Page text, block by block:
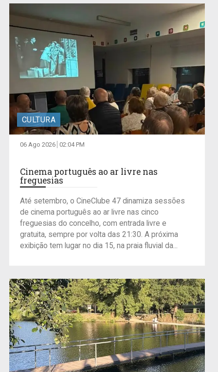
CULTURA
06 Ago 2026 02:04 PM
Cinema português ao ar livre nas
freguesias
Até setembro, o CineClube 47 dinamiza sessões
de cinema português ao ar livre nas cinco
freguesias do concelho, com entrada livre e
gratuita, sempre por volta das 21:30. A próxima
exibição tem lugar no dia 15, na praia fluvial da...